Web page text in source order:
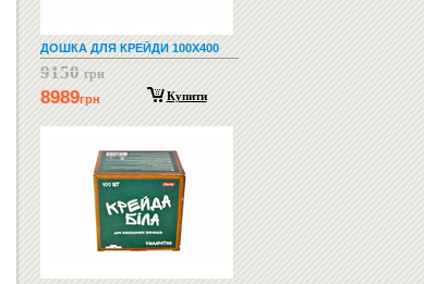
ДОШКА ДЛЯ КРЕЙДИ 100Х400
9150 грн
8989грн Купити